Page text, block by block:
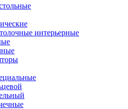
интерьерные